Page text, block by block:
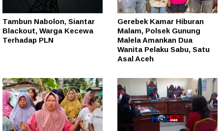
Tambun Nabolon, Siantar
Blackout, Warga Kecewa
Terhadap PLN
Gerebek Kamar Hiburan
Malam, Polsek Gunung
Malela Amankan Dua
Wanita Pelaku Sabu, Satu
Asal Aceh